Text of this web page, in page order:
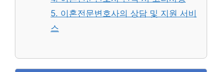
5. 이혼전문변호사의 상담 및 지원 서비
스